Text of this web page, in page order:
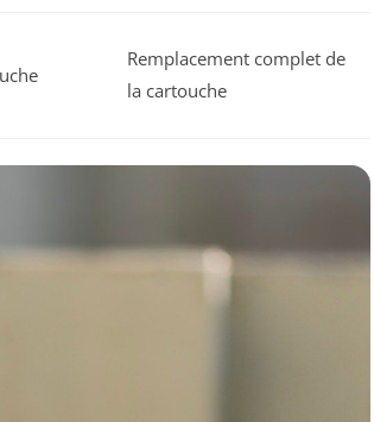
Remplacement complet de
la cartouche